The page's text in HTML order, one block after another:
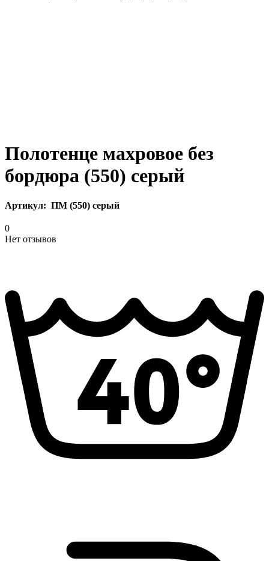
Полотенце махровое без
бордюра (550) серый
Артикул: ПМ (550) серый
0
Нет отзывов